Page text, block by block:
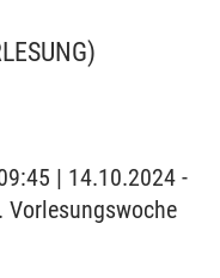
| 14.10.2024 -
Vorlesungswoche